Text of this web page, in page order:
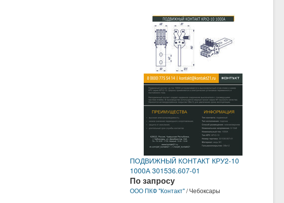
ПОДВИЖНЫЙ КОНТАКТ КРУ2-10
1000А 301536.607-01
По запросу
ООО ПКФ "Контакт"/ Чебоксары